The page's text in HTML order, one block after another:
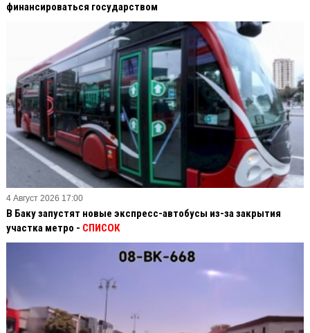
финансироваться государством
4 Август 2026 17:00
В Баку запустят новые экспресс-автобусы из-за закрытия
участка метро - СПИСОК